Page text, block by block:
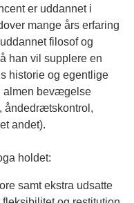
er uddannet i
mange års erfaring
filosof og
han vil supplere en
historie og egentlige
almen bevægelse
åndedrætskontrol,
andet).
holdet:
samt ekstra udsatte